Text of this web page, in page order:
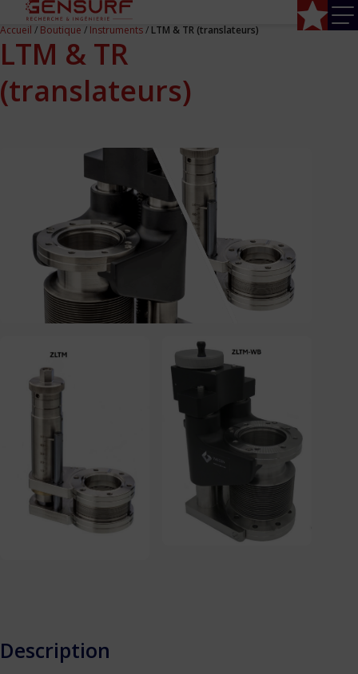
Accueil
Composants
Composants CF
Composants ISO-K
Composants KF
Enceintes
Hublots
Jauge
Vannes
Instruments
Dispositifs de rotation
Dispositifs de transfert et de déplacement
Sources d’évaporation
Nos réalisations
Notes d’ingénierie
Accueil / Boutique / Instruments/ LTM & TR (translateurs)
LTM & TR
(translateurs)
Description